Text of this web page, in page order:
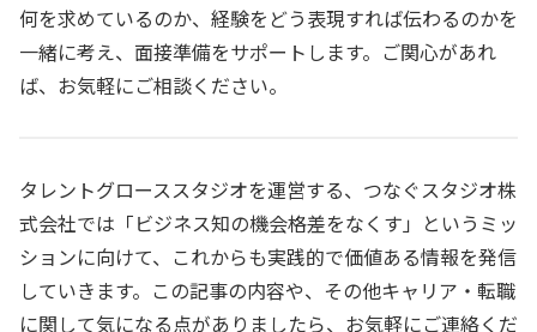
何を求めているのか、経験をどう表現すれば伝わるのかを
一緒に考え、面接準備をサポートします。ご関心があれ
ば、お気軽にご相談ください。
タレントグローススタジオを運営する、つなぐスタジオ株
式会社では「ビジネス知の機会格差をなくす」というミッ
ションに向けて、これからも実践的で価値ある情報を発信
していきます。この記事の内容や、その他キャリア・転職
に関して気になる点がありましたら、お気軽にご連絡くだ